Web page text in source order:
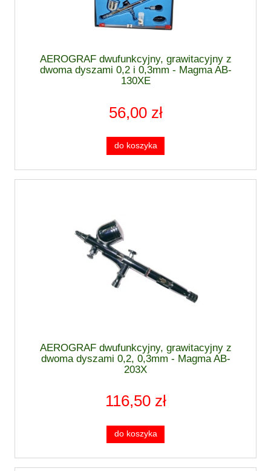
AEROGRAF dwufunkcyjny, grawitacyjny z
dwoma dyszami 0,2 i 0,3mm - Magma AB-
130XE
56,00 zł
do koszyka
AEROGRAF dwufunkcyjny, grawitacyjny z
dwoma dyszami 0,2, 0,3mm - Magma AB-
203X
116,50 zł
do koszyka